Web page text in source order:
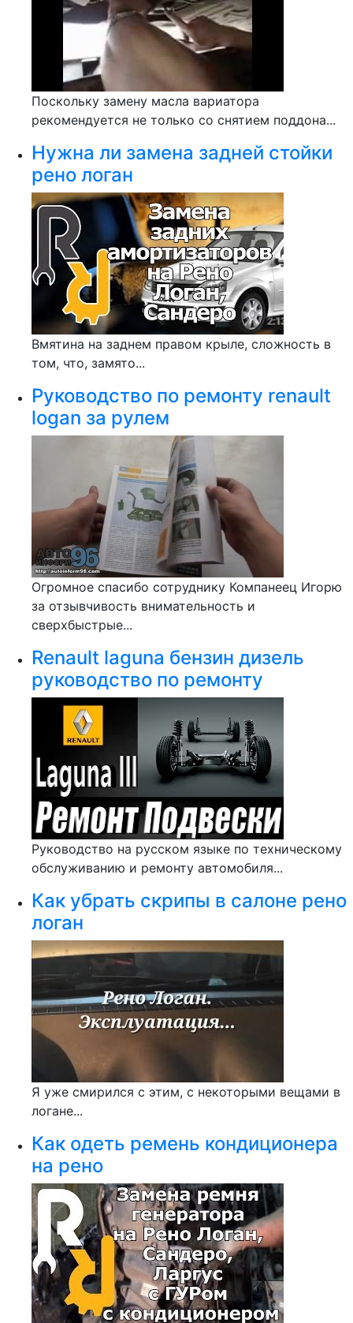
Поскольку замену масла вариатора
рекомендуется не только со снятием поддона...
Нужна ли замена задней стойки
рено логан
Вмятина на заднем правом крыле, сложность в
том, что, замято...
Руководство по ремонту renault
logan за рулем
Огромное спасибо сотруднику Компанеец Игорю
за отзывчивость внимательность и
сверхбыстрые...
Renault laguna бензин дизель
руководство по ремонту
Руководство на русском языке по техническому
обслуживанию и ремонту автомобиля...
Как убрать скрипы в салоне рено
логан
Я уже смирился с этим, с некоторыми вещами в
логане...
Как одеть ремень кондиционера
на рено